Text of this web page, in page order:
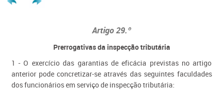
Artigo 29.º
Prerrogativas da inspecção tributária
1 - O exercício das garantias de eficácia previstas no artigo
anterior pode concretizar-se através das seguintes faculdades
dos funcionários em serviço de inspecção tributária: